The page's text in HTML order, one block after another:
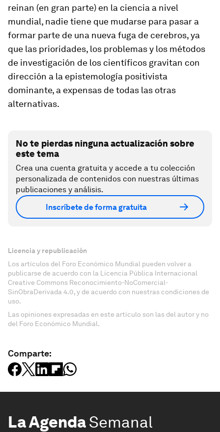
reinan (en gran parte) en la ciencia a nivel
mundial, nadie tiene que mudarse para pasar a
formar parte de una nueva fuga de cerebros, ya
que las prioridades, los problemas y los métodos
de investigación de los científicos gravitan con
dirección a la epistemología positivista
dominante, a expensas de todas las otras
alternativas.
No te pierdas ninguna actualización sobre
este tema
Crea una cuenta gratuita y accede a tu colección
personalizada de contenidos con nuestras últimas
publicaciones y análisis.
Inscríbete de forma gratuita
Licencia y republicación
Los artículos del Foro Económico Mundial pueden volver a
publicarse de acuerdo con la Licencia Pública Internacional
Creative Commons Reconocimiento-NoComercial-
SinObraDerivada 4.0, y de acuerdo con nuestras condiciones de
uso.
Las opiniones expresadas en este artículo son las del autor y no
del Foro Económico Mundial.
Comparte:
La AgendaSemanal